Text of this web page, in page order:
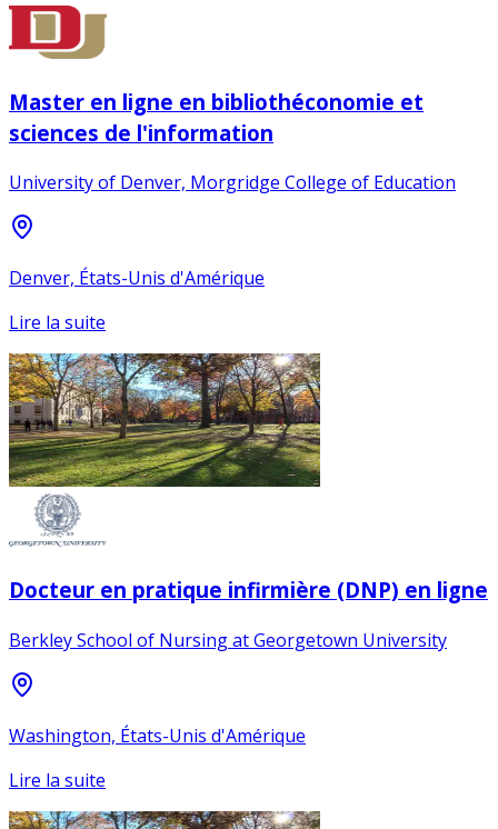
Master en ligne en bibliothéconomie et
sciences de l'information
University of Denver, Morgridge College of Education
Denver, États-Unis d'Amérique
Lire la suite
Docteur en pratique infirmière (DNP) en ligne
Berkley School of Nursing at Georgetown University
Washington, États-Unis d'Amérique
Lire la suite